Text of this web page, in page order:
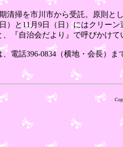
清掃を市川市から受託。原則
）と11月9日（日）にはクリー
『自治会だより』で呼びかけて
電話396-0834（横地・会長）ま